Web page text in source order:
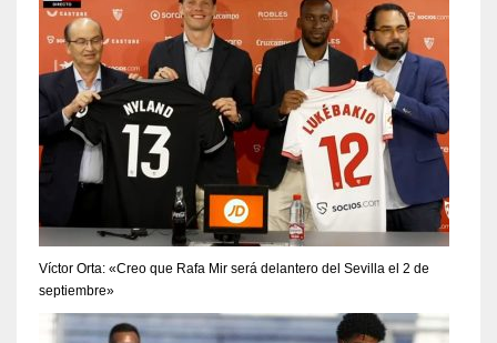
Víctor Orta: «Creo que Rafa Mir será delantero del Sevilla el 2 de
septiembre»